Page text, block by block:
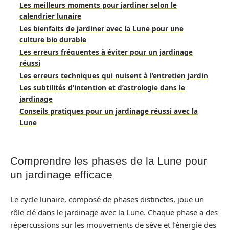
Les meilleurs moments pour jardiner selon le
calendrier lunaire
Les bienfaits de jardiner avec la Lune pour une
culture bio durable
Les erreurs fréquentes à éviter pour un jardinage
réussi
Les erreurs techniques qui nuisent à l’entretien jardin
Les subtilités d’intention et d’astrologie dans le
jardinage
Conseils pratiques pour un jardinage réussi avec la
Lune
Comprendre les phases de la Lune pour
un jardinage efficace
Le cycle lunaire, composé de phases distinctes, joue un
rôle clé dans le jardinage avec la Lune. Chaque phase a des
répercussions sur les mouvements de sève et l’énergie des